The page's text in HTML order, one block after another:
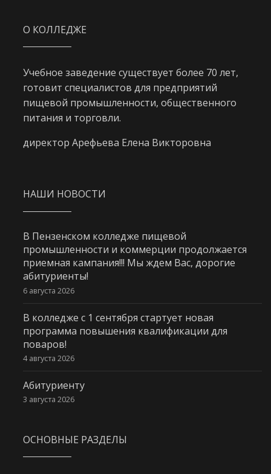
О КОЛЛЕДЖЕ
Учебное заведение существует более 70 лет,
готовит специалистов для предприятий
пищевой промышленности, общественного
питания и торговли.
директор Арефьева Елена Викторовна
НАШИ НОВОСТИ
В Пензенском колледже пищевой
промышленности и коммерции продолжается
приемная кампания!!! Мы ждем Вас, дорогие
абитуриенты!
6 августа 2026
В колледже с 1 сентября стартует новая
программа повышения квалификации для
поваров!
4 августа 2026
Абитуриенту
3 августа 2026
ОСНОВНЫЕ РАЗДЕЛЫ